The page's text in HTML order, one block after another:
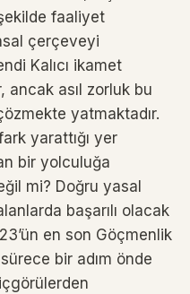
faaliyet
çerçeveyi
Kalıcı ikamet
ancak asıl zorluk bu
yatmaktadır.
yarattığı yer
bir yolculuğa
mi? Doğru yasal
başarılı olacak
en son Göçmenlik
bir adım önde